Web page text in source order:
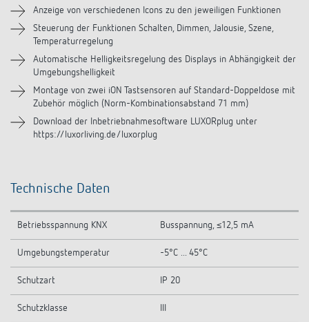
Videos
Zubehör
Ähnliche Produkte
Anzeige von verschiedenen Icons zu den jeweiligen Funktionen
Steuerung der Funktionen Schalten, Dimmen, Jalousie, Szene,
Temperaturregelung
Automatische Helligkeitsregelung des Displays in Abhängigkeit der
Umgebungshelligkeit
Montage von zwei iON Tastsensoren auf Standard-Doppeldose mit
Zubehör möglich (Norm-Kombinationsabstand 71 mm)
Download der Inbetriebnahmesoftware LUXORplug unter
https://luxorliving.de/luxorplug
Technische Daten
Betriebsspannung KNX Busspannung, ≤12,5 mA
Umgebungstemperatur -5°C ... 45°C
Schutzart IP 20
Schutzklasse